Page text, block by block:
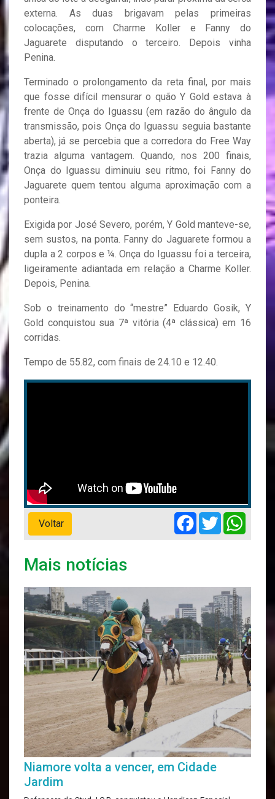
externa. As duas brigavam pelas primeiras
colocações, com Charme Koller e Fanny do
Jaguarete disputando o terceiro. Depois vinha
Penina.
Terminado o prolongamento da reta final, por mais
que fosse difícil mensurar o quão Y Gold estava à
frente de Onça do Iguassu (em razão do ângulo da
transmissão, pois Onça do Iguassu seguia bastante
aberta), já se percebia que a corredora do Free Way
trazia alguma vantagem. Quando, nos 200 finais,
Onça do Iguassu diminuiu seu ritmo, foi Fanny do
Jaguarete quem tentou alguma aproximação com a
ponteira.
Exigida por José Severo, porém, Y Gold manteve-se,
sem sustos, na ponta. Fanny do Jaguarete formou a
dupla a 2 corpos e ¼. Onça do Iguassu foi a terceira,
ligeiramente adiantada em relação a Charme Koller.
Depois, Penina.
Sob o treinamento do “mestre” Eduardo Gosik, Y
Gold conquistou sua 7ª vitória (4ª clássica) em 16
corridas.
Tempo de 55.82, com finais de 24.10 e 12.40.
Voltar
Facebook
Twitter
Mais notícias
Niamore volta a vencer, em Cidade
Jardim